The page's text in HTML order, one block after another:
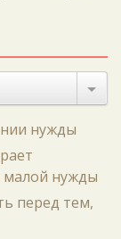
нужды
малой нужды
перед тем,